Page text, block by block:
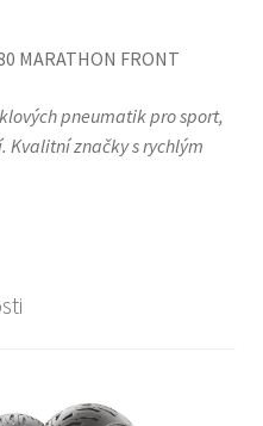
MARATHON FRONT
pneumatik pro sport,
Kvalitní značky s rychlým